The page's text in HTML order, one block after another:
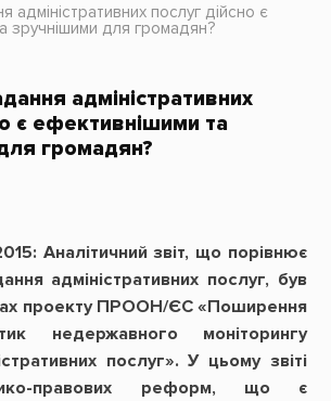
адміністративних послуг дійсно є
зручнішими для громадян?
адміністративних
є ефективнішими та
громадян?
Аналітичний звіт, що порівнює
адміністративних послуг, був
проекту ПРООН/ЄС «Поширення
недержавного моніторингу
послуг». У цьому звіті
правових реформ, що є